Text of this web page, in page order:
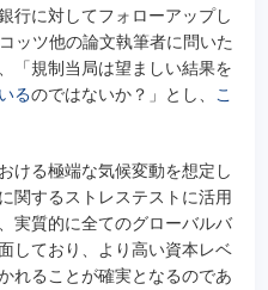
行に対してフォローアップし
ッツ他の論文執筆者に問いた
「規制当局は望ましい結果を
るのではないか？」とし、
こ
ける極端な気候変動を想定し
関するストレステストに活用
実質的に全てのグローバルバ
しており、より高い資本レベ
れることが確実となるのであ